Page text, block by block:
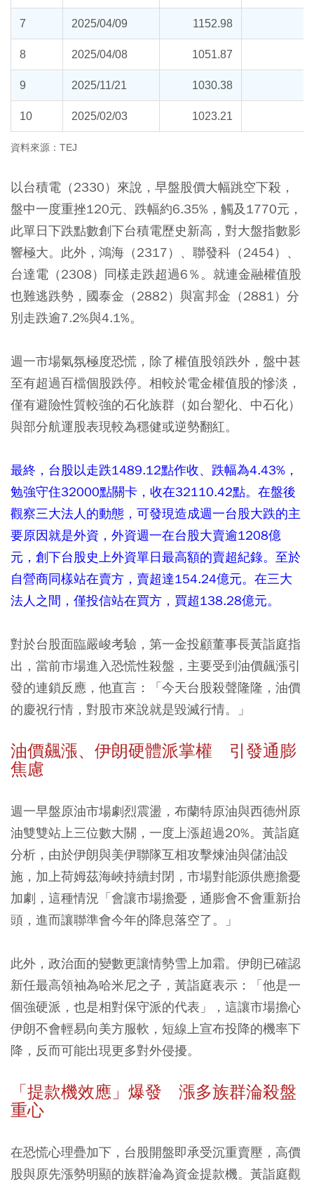
7 2025/04/09 1152.98
8 2025/04/08 1051.87
9 2025/11/21 1030.38
10 2025/02/03 1023.21
資料來源：TEJ
以台積電（2330）來說，早盤股價大幅跳空下殺，
盤中一度重挫120元、跌幅約6.35%，觸及1770元，
此單日下跌點數創下台積電歷史新高，對大盤指數影
響極大。此外，鴻海（2317）、聯發科（2454）、
台達電（2308）同樣走跌超過6％。就連金融權值股
也難逃跌勢，國泰金（2882）與富邦金（2881）分
別走跌逾7.2%與4.1%。
週一市場氣氛極度恐慌，除了權值股領跌外，盤中甚
至有超過百檔個股跌停。相較於電金權值股的慘淡，
僅有避險性質較強的石化族群（如台塑化、中石化）
與部分航運股表現較為穩健或逆勢翻紅。
最終，台股以走跌1489.12點作收、跌幅為4.43%，
勉強守住32000點關卡，收在32110.42點。在盤後
觀察三大法人的動態，可發現造成週一台股大跌的主
要原因就是外資，外資週一在台股大賣逾1208億
元，創下台股史上外資單日最高額的賣超紀錄。至於
自營商同樣站在賣方，賣超達154.24億元。在三大
法人之間，僅投信站在買方，買超138.28億元。
對於台股面臨嚴峻考驗，第一金投顧董事長黃詣庭指
出，當前市場進入恐慌性殺盤，主要受到油價飆漲引
發的連鎖反應，他直言：「今天台股殺聲隆隆，油價
的慶祝行情，對股市來說就是毀滅行情。」
油價飆漲、伊朗硬體派掌權 引發通膨
焦慮
週一早盤原油市場劇烈震盪，布蘭特原油與西德州原
油雙雙站上三位數大關，一度上漲超過20%。黃詣庭
分析，由於伊朗與美伊聯隊互相攻擊煉油與儲油設
施，加上荷姆茲海峽持續封閉，市場對能源供應擔憂
加劇，這種情況「會讓市場擔憂，通膨會不會重新抬
頭，進而讓聯準會今年的降息落空了。」
此外，政治面的變數更讓情勢雪上加霜。伊朗已確認
新任最高領袖為哈米尼之子，黃詣庭表示：「他是一
個強硬派，也是相對保守派的代表」，這讓市場擔心
伊朗不會輕易向美方服軟，短線上宣布投降的機率下
降，反而可能出現更多對外侵擾。
「提款機效應」爆發 漲多族群淪殺盤
重心
在恐慌心理疊加下，台股開盤即承受沉重賣壓，高價
股與原先漲勢明顯的族群淪為資金提款機。黃詣庭觀